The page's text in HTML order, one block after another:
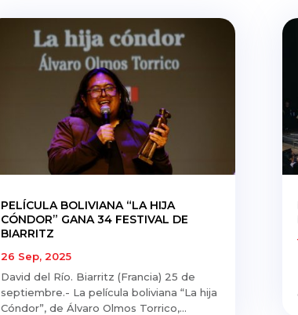
PELÍCULA BOLIVIANA “LA HIJA
CÓNDOR” GANA 34 FESTIVAL DE
BIARRITZ
26 Sep, 2025
David del Río. Biarritz (Francia) 25 de
septiembre.- La película boliviana “La hija
Cóndor”, de Álvaro Olmos Torrico,...